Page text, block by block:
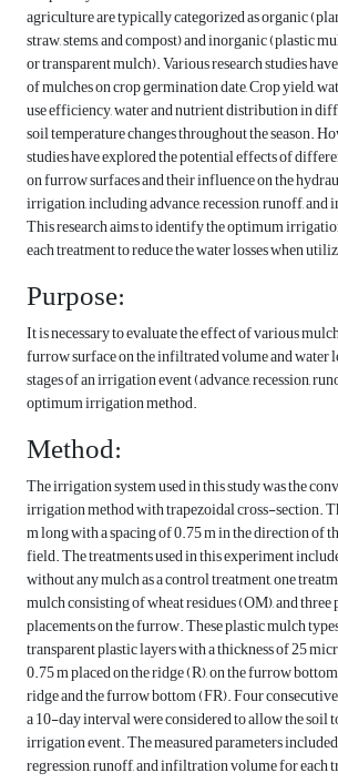
agriculture are typically categorized as organic
straw, stems, and compost) and inorganic (plastic
or transparent mulch). Various research studies
of mulches on crop germination date, Crop yield,
use efficiency, water and nutrient distribution in
soil temperature changes throughout the season.
studies have explored the potential effects of
on furrow surfaces and their influence on the
irrigation, including advance, recession, runoff,
This research aims to identify the optimum
each treatment to reduce the water losses when
Purpose:
It is necessary to evaluate the effect of various
furrow surface on the infiltrated volume and water
stages of an irrigation event (advance, recession,
optimum irrigation method.
Method:
The irrigation system used in this study was the
irrigation method with trapezoidal cross-section.
m long with a spacing of 0.75 m in the direction of
field. The treatments used in this experiment
without any mulch as a control treatment, one
mulch consisting of wheat residues (OM), and
placements on the furrow. These plastic mulch
transparent plastic layers with a thickness of 25
0.75 m placed on the ridge (R), on the furrow
ridge and the furrow bottom (FR). Four
a 10-day interval were considered to allow the soil
irrigation event. The measured parameters
regression, runoff, and infiltration volume for each